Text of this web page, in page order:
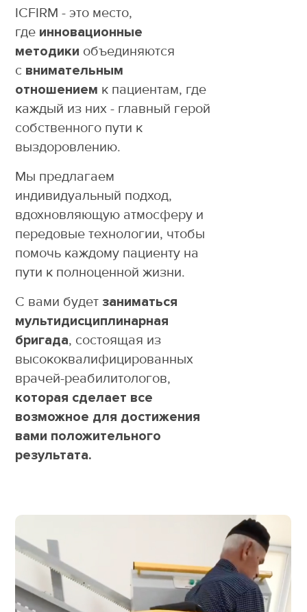
ICFIRM - это место,
где инновационные
методики объединяются
с внимательным
отношением к пациентам, где
каждый из них - главный герой
собственного пути к
выздоровлению.
Мы предлагаем
индивидуальный подход,
вдохновляющую атмосферу и
передовые технологии, чтобы
помочь каждому пациенту на
пути к полноценной жизни.
С вами будетзаниматься
мультидисциплинарная
бригада, состоящая из
высококвалифицированных
врачей-реабилитологов,
которая сделает все
возможное для достижения
вами положительного
результата.